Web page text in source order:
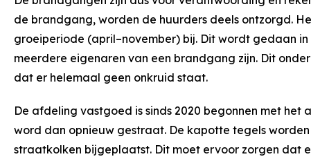
de brandgang, worden de huurders deels ontzorgd.
groeiperiode (april–november) bij. Dit wordt gedaan
meerdere eigenaren van een brandgang zijn. Dit
dat er helemaal geen onkruid staat.
De afdeling vastgoed is sinds 2020 begonnen met
word dan opnieuw gestraat. De kapotte tegels
straatkolken bijgeplaatst. Dit moet ervoor zorgen dat